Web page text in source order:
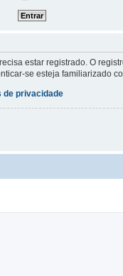
estar registrado. O
se esteja familiarizado
de privacidade